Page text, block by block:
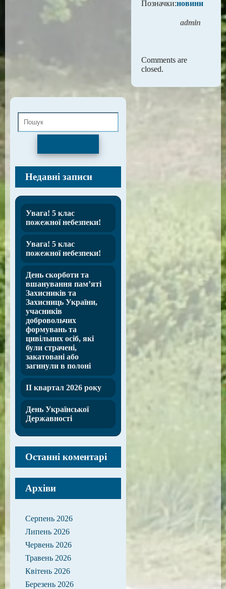
Позначки:новини
admin
Comments are
closed.
Недавні записи
Увага! 5 клас
пожежної небезпеки!
Увага! 5 клас
пожежної небезпеки!
День скорботи та
вшанування пам’яті
Захисників та
Захисниць України,
учасників
добровольчих
формувань та
цивільних осіб, які
були страчені,
закатовані або
загинули в полоні
ІІ квартал 2026 року
День Української
Державності
Останні коментарі
Архіви
Серпень 2026
Липень 2026
Червень 2026
Травень 2026
Квітень 2026
Березень 2026